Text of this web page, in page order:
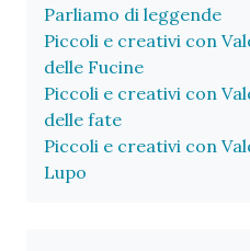
Parliamo di leggende
Piccoli e creativi con
delle Fucine
Piccoli e creativi con
delle fate
Piccoli e creativi con
Lupo